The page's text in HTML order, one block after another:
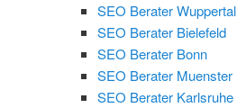
SEO Berater Wuppertal
SEO Berater Bielefeld
SEO Berater Bonn
SEO Berater Muenster
SEO Berater Karlsruhe